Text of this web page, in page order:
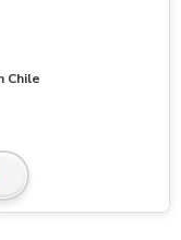
Chile